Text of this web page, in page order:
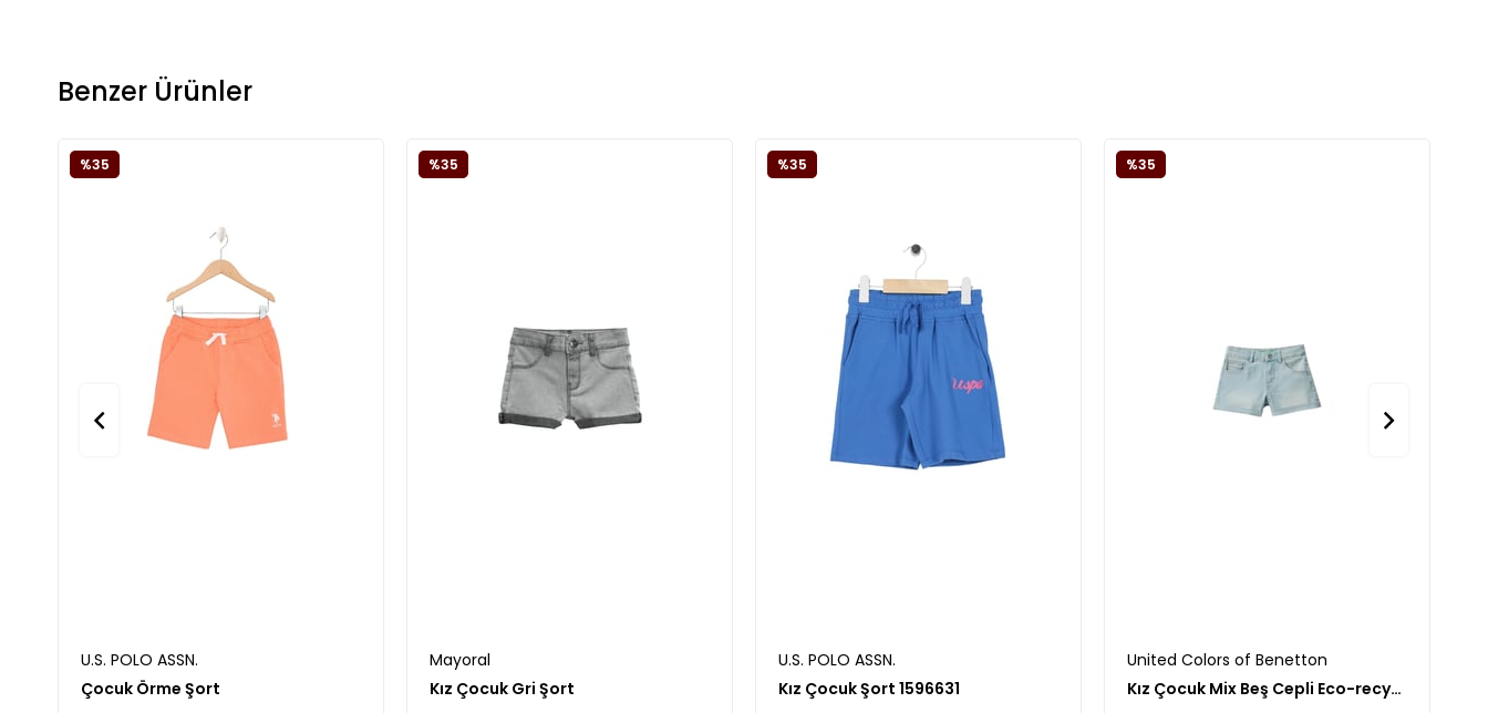
Benzer Ürünler
U.S. POLO ASSN.
Çocuk Örme Şort
%35
Mayoral
Kız Çocuk Gri Şort
%35
U.S. POLO ASSN.
Kız Çocuk Şort 1596631
%35
United Colors of Benetton
Kız Çocuk Mix Beş Cepli Eco-recycle Denim Şort
%35